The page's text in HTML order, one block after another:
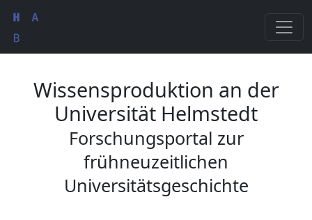
Wissensproduktion an der
Universität Helmstedt
Forschungsportal zur
frühneuzeitlichen
Universitätsgeschichte